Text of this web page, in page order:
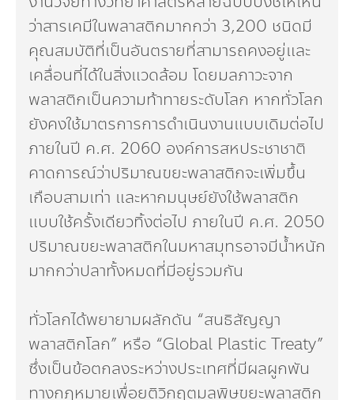
ว่าสารเคมีในพลาสติกมากกว่า 3,200 ชนิดมี
คุณสมบัติที่เป็นอันตรายที่สามารถคงอยู่และ
เคลื่อนที่ได้ในสิ่งแวดล้อม โดยมลภาวะจาก
พลาสติกเป็นความท้าทายระดับโลก หากทั่วโลก
ยังคงใช้มาตรการการดำเนินงานแบบเดิมต่อไป
ภายในปี ค.ศ. 2060 องค์การสหประชาชาติ
คาดการณ์ว่าปริมาณขยะพลาสติกจะเพิ่มขึ้น
เกือบสามเท่า และหากมนุษย์ยังใช้พลาสติก
แบบใช้ครั้งเดียวทิ้งต่อไป ภายในปี ค.ศ. 2050
ปริมาณขยะพลาสติกในมหาสมุทรอาจมีน้ำหนัก
มากกว่าปลาทั้งหมดที่มีอยู่รวมกัน
ทั่วโลกได้พยายามผลักดัน “สนธิสัญญา
พลาสติกโลก” หรือ “Global Plastic Treaty”
ซึ่งเป็นข้อตกลงระหว่างประเทศที่มีผลผูกพัน
ทางกฎหมายเพื่อยุติวิกฤตมลพิษขยะพลาสติก